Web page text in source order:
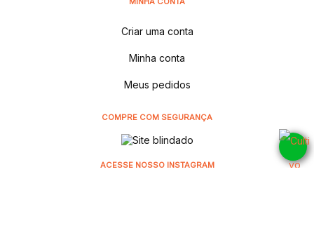
Criar uma conta
Minha conta
Meus pedidos
COMPRE COM SEGURANÇA
ACESSE NOSSO INSTAGRAM